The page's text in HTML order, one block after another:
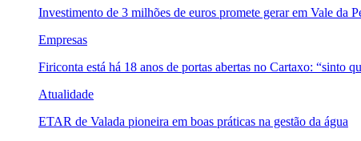
Investimento de 3 milhões de euros promete gerar em Vale da
Empresas
Firiconta está há 18 anos de portas abertas no Cartaxo: “sinto
Atualidade
ETAR de Valada pioneira em boas práticas na gestão da água